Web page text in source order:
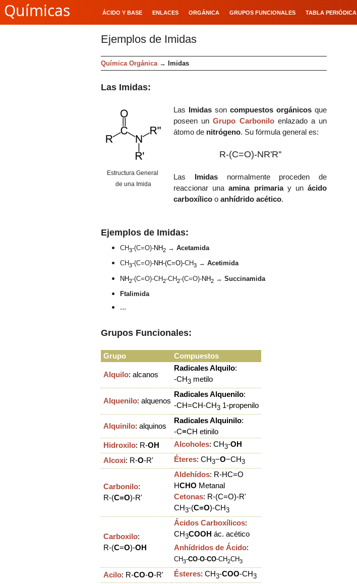
Químicas ÁCIDO Y BASE ENLACES ORGÁNICA GRUPOS FUNCIONALES TABLA PERIÓDICA
Ejemplos de Imidas
Química Orgánica → Imidas
Las Imidas:
Estructura General
de una Imida
Las Imidas son compuestos orgánicos que
poseen unGrupo Carboniloenlazado a un
átomo de nitrógeno. Su fórmula general es:
R-(C=O)-NR'R''
Las Imidas normalmente proceden de
reaccionar unaamina primariay unácido
carboxílico o anhídrido acético.
Ejemplos de Imidas:
CH3-(C=O)-NH2→ Acetamida
CH3-(C=O)-NH-(C=O)-CH3→ Acetimida
NH2-(C=O)-CH2-CH2-(C=O)-NH2→ Succinamida
Ftalimida
...
Grupos Funcionales:
Grupo Compuestos
Alquilo: alcanos
Radicales Alquilo:
-CH3 metilo
Alquenilo: alquenos
Radicales Alquenilo:
-CH=CH-CH3 1-propenilo
Alquinilo: alquinos
Radicales Alquinilo:
-C≡CH etinilo
Hidroxilo: R-OH Alcoholes: CH3-OH
Alcoxi: R-O-R' Éteres: CH3−O−CH3
Carbonilo:
R-(C=O)-R'
Aldehídos: R-HC=O
HCHO Metanal
Cetonas: R-(C=O)-R'
CH3-(C=O)-CH3
Carboxilo:
R-(C=O)-OH
Ácidos Carboxílicos:
CH3COOH ác. acético
Anhídridos de Ácido:
CH3-CO-O-CO-CH2CH3
Acilo: R-CO-O-R' Ésteres: CH3-COO-CH3